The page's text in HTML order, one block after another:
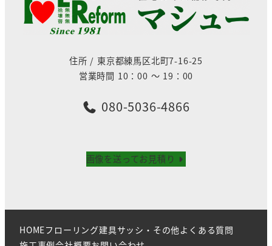
住所 / 東京都練馬区北町7-16-25
営業時間 10：00 ～ 19：00
080-5036-4866
画像を送ってお見積り
HOMEフローリング建具サッシ・その他よくある質問